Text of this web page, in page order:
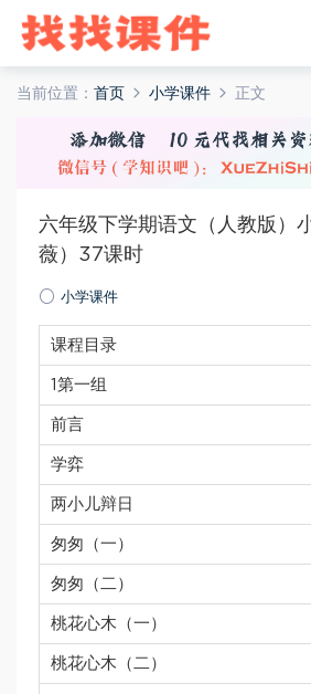
当前位置： 首页 小学课件 正文
六年级下学期语文（人教版）
薇）37课时
小学课件
课程目录
1第一组
前言
学弈
两小儿辩日
匆匆（一）
匆匆（二）
桃花心木（一）
桃花心木（二）